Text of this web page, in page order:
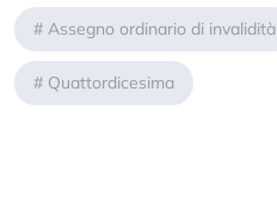
# Assegno ordinario di invalidità
# Quattordicesima